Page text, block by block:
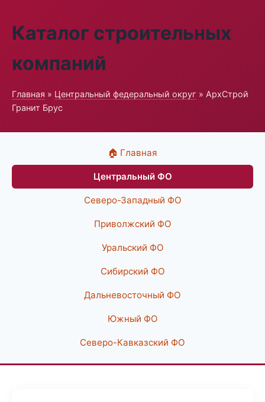
Каталог строительных
компаний
Главная » Центральный федеральный округ » АрхСтрой
Гранит Брус
🏠 Главная
Центральный ФО
Северо-Западный ФО
Приволжский ФО
Уральский ФО
Сибирский ФО
Дальневосточный ФО
Южный ФО
Северо-Кавказский ФО